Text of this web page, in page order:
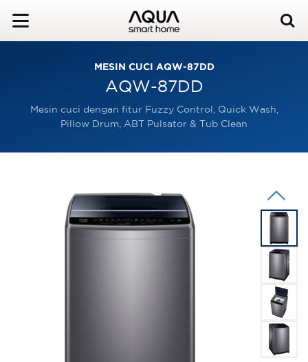
MESIN CUCI AQW-87DD
AQW-87DD
Mesin cuci dengan fitur Fuzzy Control, Quick Wash,
Pillow Drum, ABT Pulsator & Tub Clean